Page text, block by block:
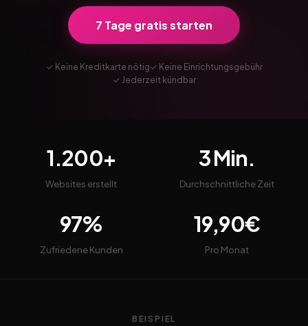
7 Tage gratis starten
✓ Keine Kreditkarte nötig✓ Keine Einrichtungsgebühr
✓ Jederzeit kündbar
1.200+
Websites erstellt
3 Min.
Durchschnittliche Zeit
97%
Zufriedene Kunden
19,90€
Pro Monat
BEISPIEL